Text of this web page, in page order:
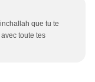
que tu te
toute tes